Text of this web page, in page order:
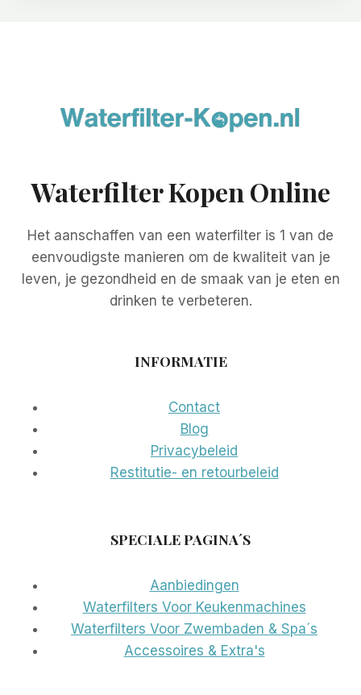
Waterfilter Kopen Online
Het aanschaffen van een waterfilter is 1 van de
eenvoudigste manieren om de kwaliteit van je
leven, je gezondheid en de smaak van je eten en
drinken te verbeteren.
INFORMATIE
Contact
Blog
Privacybeleid
Restitutie- en retourbeleid
SPECIALE PAGINA´S
Aanbiedingen
Waterfilters Voor Keukenmachines
Waterfilters Voor Zwembaden & Spa´s
Accessoires & Extra's